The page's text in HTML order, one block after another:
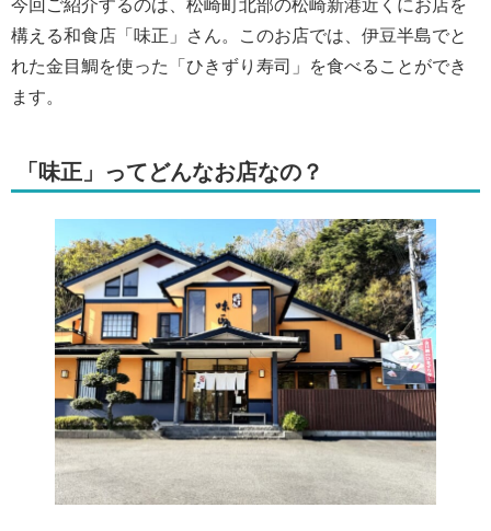
今回ご紹介するのは、松崎町北部の松崎新港近くにお店を
構える和食店「味正」さん。このお店では、伊豆半島でと
れた金目鯛を使った「ひきずり寿司」を食べることができ
ます。
「味正」ってどんなお店なの？